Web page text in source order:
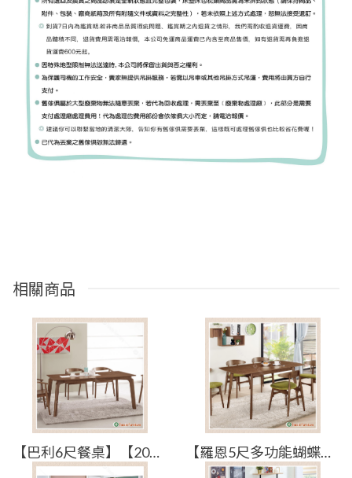
相關商品
【巴利6尺餐桌】【2024-B557-1】【添興家具】 【羅恩5尺多功能蝴蝶餐桌】【2024-B558-2】【添興家具】